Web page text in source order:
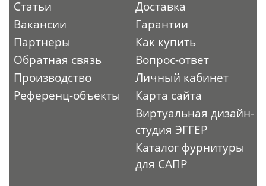
Статьи
Вакансии
Партнеры
Обратная связь
Производство
Референц-объекты
Доставка
Гарантии
Как купить
Вопрос-ответ
Личный кабинет
Карта сайта
Виртуальная дизайн-
студия ЭГГЕР
Каталог фурнитуры
для САПР